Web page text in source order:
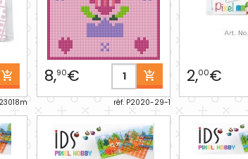
8,90€
réf. P2020-29-1
2,00€